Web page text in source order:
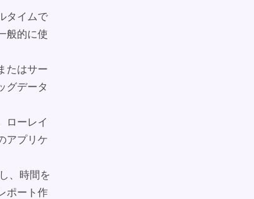
タイムで
般的に使
たはサー
グデータ
ローレイ
アプリケ
、時間を
ポート作